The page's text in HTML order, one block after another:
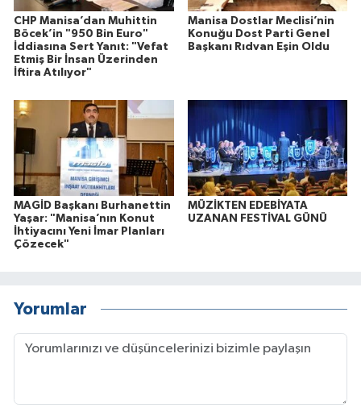
CHP Manisa’dan Muhittin
Böcek’in "950 Bin Euro"
İddiasına Sert Yanıt: "Vefat
Etmiş Bir İnsan Üzerinden
İftira Atılıyor"
Manisa Dostlar Meclisi’nin
Konuğu Dost Parti Genel
Başkanı Rıdvan Eşin Oldu
MAGİD Başkanı Burhanettin
Yaşar: "Manisa’nın Konut
İhtiyacını Yeni İmar Planları
Çözecek"
MÜZİKTEN EDEBİYATA
UZANAN FESTİVAL GÜNÜ
Yorumlar